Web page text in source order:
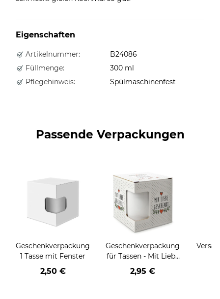
Eigenschaften
Artikelnummer:
B24086
Füllmenge:
300 ml
Pflegehinweis:
Spülmaschinenfest
Passende Verpackungen
Geschenkverpackung
1 Tasse mit Fenster
2,50 €
Geschenkverpackung
für Tassen - Mit Liebe
geschenkt
2,95 €